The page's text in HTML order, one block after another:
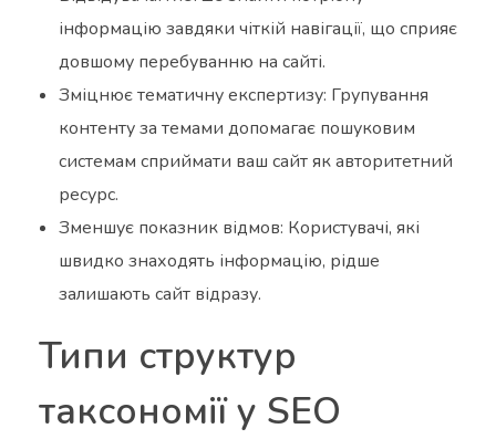
інформацію завдяки чіткій навігації, що сприяє
довшому перебуванню на сайті.
Зміцнює тематичну експертизу: Групування
контенту за темами допомагає пошуковим
системам сприймати ваш сайт як авторитетний
ресурс.
Зменшує показник відмов: Користувачі, які
швидко знаходять інформацію, рідше
залишають сайт відразу.
Типи структур
таксономії у SEO